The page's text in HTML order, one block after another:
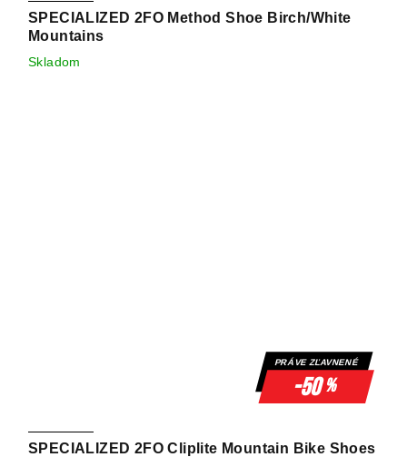
SPECIALIZED 2FO Method Shoe Birch/White
Mountains
Skladom
PRÁVE ZĽAVNENÉ
-50%
SPECIALIZED 2FO Cliplite Mountain Bike Shoes